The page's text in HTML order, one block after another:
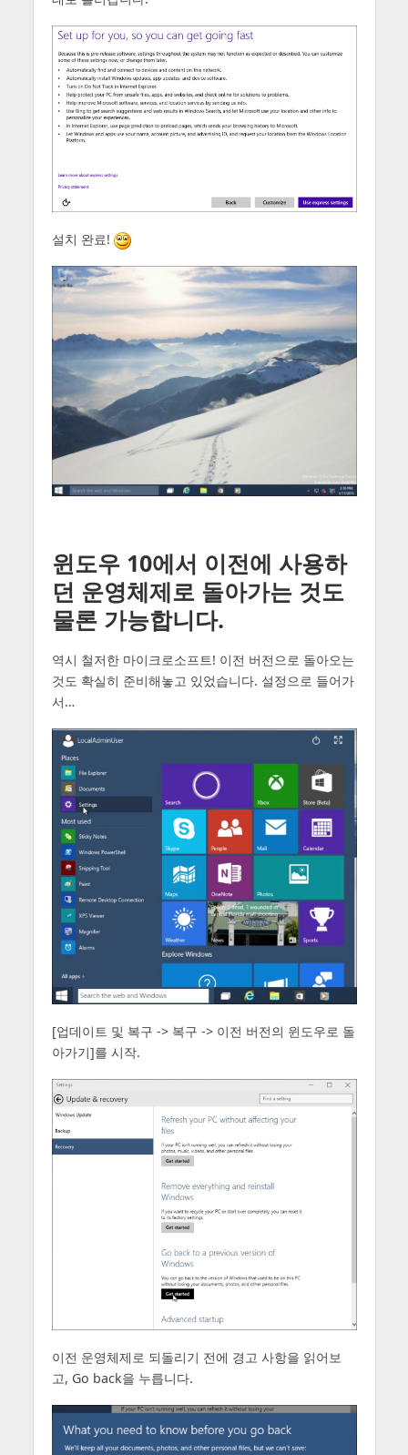
설치 완료!
윈도우 10에서 이전에 사용하
던 운영체제로 돌아가는 것도
물론 가능합니다.
역시 철저한 마이크로소프트! 이전 버전으로 돌아오는
것도 확실히 준비해놓고 있었습니다. 설정으로 들어가
서…
[업데이트 및 복구 -> 복구 -> 이전 버전의 윈도우로 돌
아가기]를 시작.
이전 운영체제로 되돌리기 전에 경고 사항을 읽어보
고, Go back을 누릅니다.